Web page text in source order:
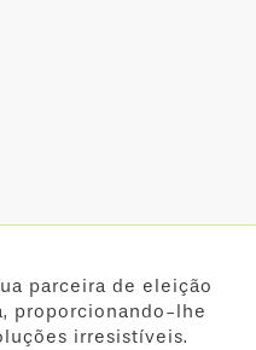
parceira de eleição
proporcionando-lhe
irresistíveis.